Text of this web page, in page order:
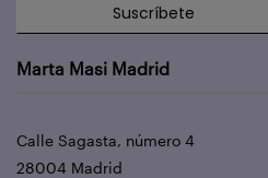
Suscríbete
Marta Masi Madrid
Calle Sagasta, número 4
28004 Madrid